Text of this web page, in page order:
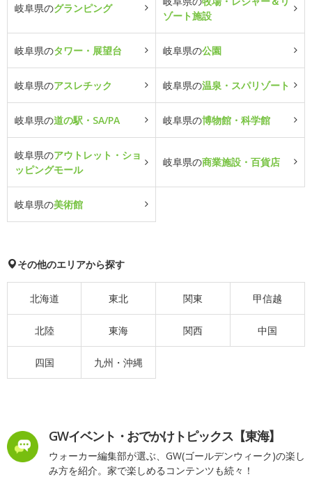
岐阜県のグランピング
ゾート施設
岐阜県のタワー・展望台 岐阜県の公園
岐阜県のアスレチック 岐阜県の温泉・スパリゾート
岐阜県の道の駅・SA/PA 岐阜県の博物館・科学館
岐阜県のアウトレット・ショ
ッピングモール
岐阜県の商業施設・百貨店
岐阜県の美術館
その他のエリアから探す
北海道 東北 関東 甲信越
北陸 東海 関西 中国
四国 九州・沖縄
GWイベント・おでかけトピックス【東海】
ウォーカー編集部が選ぶ、GW(ゴールデンウィーク)の楽し
み方を紹介。家で楽しめるコンテンツも続々！